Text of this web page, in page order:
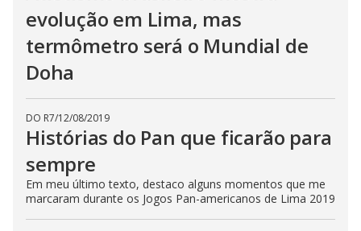
evolução em Lima, mas
termômetro será o Mundial de
Doha
DO R7/12/08/2019
Histórias do Pan que ficarão para
sempre
Em meu último texto, destaco alguns momentos que me
marcaram durante os Jogos Pan-americanos de Lima 2019